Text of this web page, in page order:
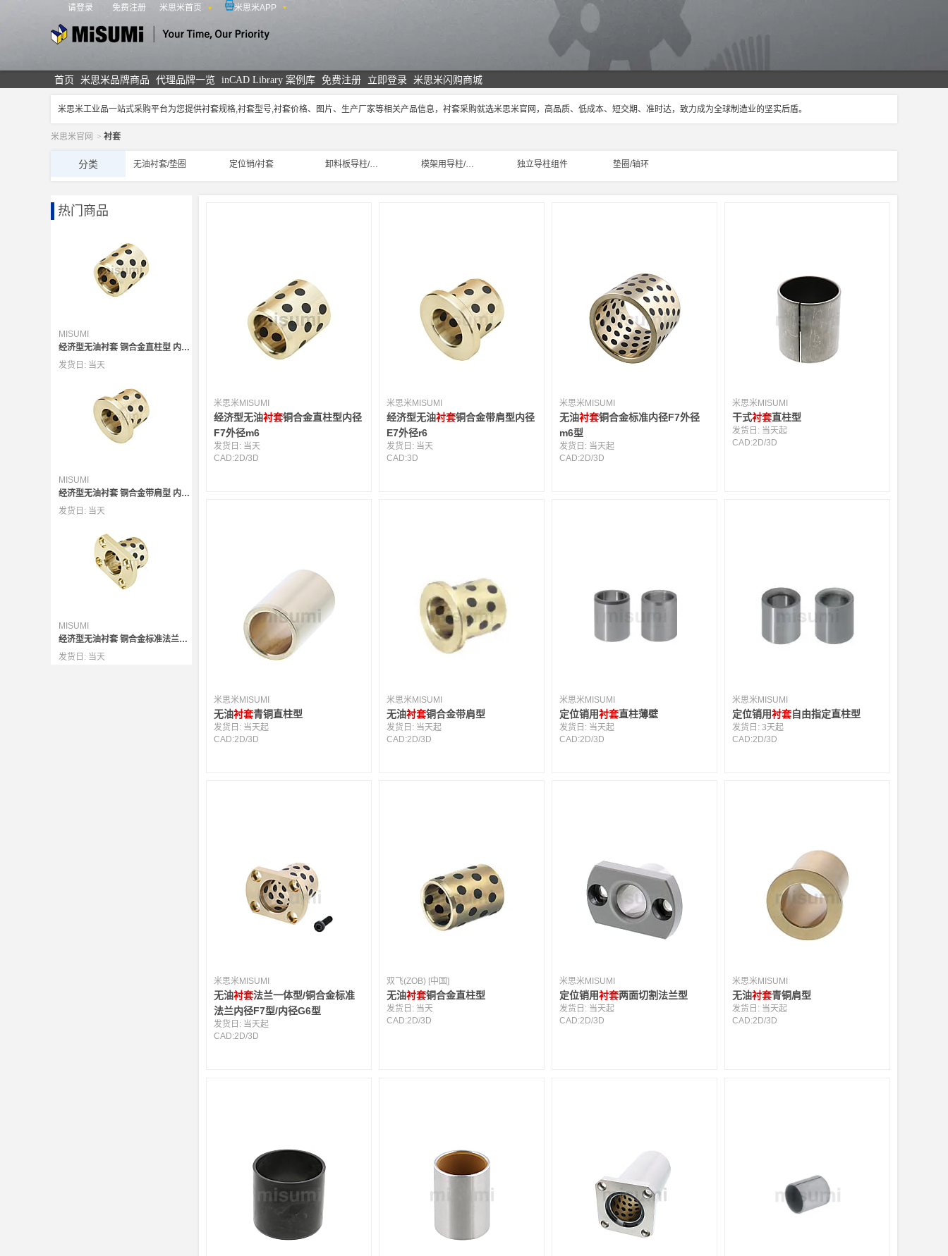
请登录 免费注册 米思米首页 米思米APP
首页 米思米品牌商品 代理品牌一览 inCAD Library 案例库 免费注册 立即登录 米思米闪购商城
米思米工业品一站式采购平台为您提供衬套规格,衬套型号,衬套价格、图片、生产厂家等相关产品信息，衬套采购就选米思米官网，高品质、低成本、短交期、准时达，致力成为全球制造业的坚实后盾。
米思米官网 > 衬套
分类 无油衬套/垫圈 定位销/衬套 卸料板导柱/导套 模架用导柱/导套 独立导柱组件 垫圈/轴环
热门商品
MISUMI
经济型无油衬套 铜合金直柱型 内径F7外径m6
发货日: 当天
MISUMI
经济型无油衬套 铜合金带肩型 内径E7外径r6
发货日: 当天
MISUMI
经济型无油衬套 铜合金标准法兰型 内径F7外径h7
发货日: 当天
米思米MISUMI
经济型无油衬套铜合金直柱型内径
F7外径m6
发货日: 当天
CAD:2D/3D
米思米MISUMI
经济型无油衬套铜合金带肩型内径
E7外径r6
发货日: 当天
CAD:3D
米思米MISUMI
无油衬套铜合金标准内径F7外径
m6型
发货日: 当天起
CAD:2D/3D
米思米MISUMI
干式衬套直柱型
发货日: 当天起
CAD:2D/3D
米思米MISUMI
无油衬套青铜直柱型
发货日: 当天起
CAD:2D/3D
米思米MISUMI
无油衬套铜合金带肩型
发货日: 当天起
CAD:2D/3D
米思米MISUMI
定位销用衬套直柱薄壁
发货日: 当天起
CAD:2D/3D
米思米MISUMI
定位销用衬套自由指定直柱型
发货日:3天起
CAD:2D/3D
米思米MISUMI
无油衬套法兰一体型/铜合金标准
法兰内径F7型/内径G6型
发货日: 当天起
CAD:2D/3D
双飞(ZOB) [中国]
无油衬套铜合金直柱型
发货日: 当天
CAD:2D/3D
米思米MISUMI
定位销用衬套两面切割法兰型
发货日: 当天起
CAD:2D/3D
米思米MISUMI
无油衬套青铜肩型
发货日: 当天起
CAD:2D/3D